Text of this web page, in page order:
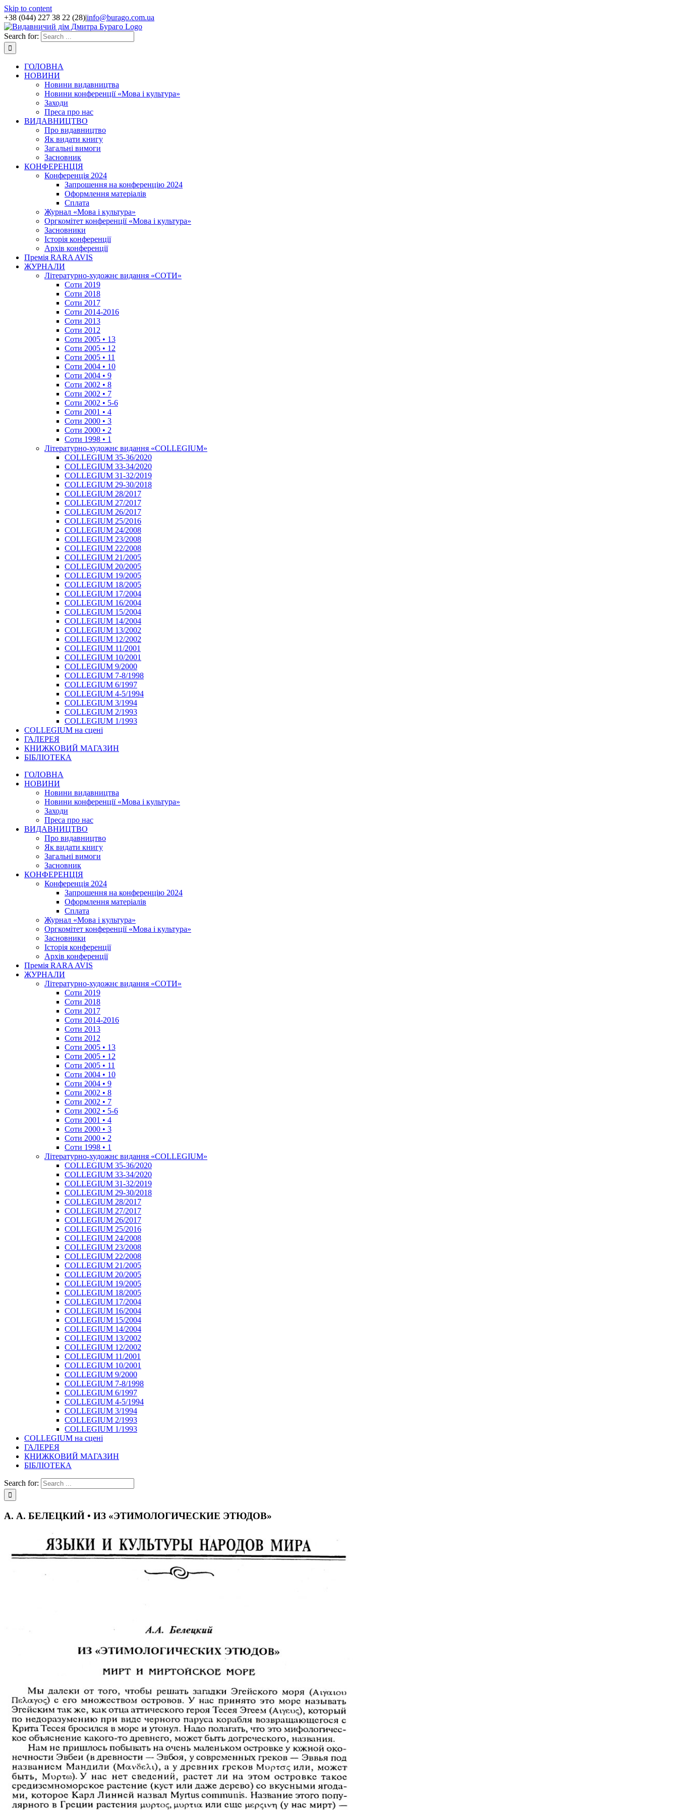
Skip to content
+38 (044) 227 38 22 (28)|info@burago.com.ua
Search for:
ГОЛОВНА
НОВИНИ
Новини видавництва
Новини конференції «Мова і культура»
Заходи
Преса про нас
ВИДАВНИЦТВО
Про видавництво
Як видати книгу
Загальні вимоги
Засновник
КОНФЕРЕНЦІЯ
Конференція 2024
Запрошення на конференцію 2024
Оформлення матеріалів
Сплата
Журнал «Мова і культура»
Оргкомітет конференції «Мова і культура»
Засновники
Історія конференції
Архів конференції
Премія RARA AVIS
ЖУРНАЛИ
Літературно-художнє видання «СОТИ»
Соти 2019
Соти 2018
Соти 2017
Соти 2014-2016
Соти 2013
Соти 2012
Соти 2005 • 13
Соти 2005 • 12
Соти 2005 • 11
Соти 2004 • 10
Соти 2004 • 9
Соти 2002 • 8
Соти 2002 • 7
Соти 2002 • 5-6
Соти 2001 • 4
Соти 2000 • 3
Соти 2000 • 2
Соти 1998 • 1
Літературно-художнє видання «COLLEGIUM»
COLLEGIUM 35-36/2020
COLLEGIUM 33-34/2020
COLLEGIUM 31-32/2019
COLLEGIUM 29-30/2018
COLLEGIUM 28/2017
COLLEGIUM 27/2017
COLLEGIUM 26/2017
COLLEGIUM 25/2016
COLLEGIUM 24/2008
COLLEGIUM 23/2008
COLLEGIUM 22/2008
COLLEGIUM 21/2005
COLLEGIUM 20/2005
COLLEGIUM 19/2005
COLLEGIUM 18/2005
COLLEGIUM 17/2004
COLLEGIUM 16/2004
COLLEGIUM 15/2004
COLLEGIUM 14/2004
COLLEGIUM 13/2002
COLLEGIUM 12/2002
COLLEGIUM 11/2001
COLLEGIUM 10/2001
COLLEGIUM 9/2000
COLLEGIUM 7-8/1998
COLLEGIUM 6/1997
COLLEGIUM 4-5/1994
COLLEGIUM 3/1994
COLLEGIUM 2/1993
COLLEGIUM 1/1993
COLLEGIUM на сцені
ГАЛЕРЕЯ
КНИЖКОВИЙ МАГАЗИН
БІБЛІОТЕКА
ГОЛОВНА
НОВИНИ
Новини видавництва
Новини конференції «Мова і культура»
Заходи
Преса про нас
ВИДАВНИЦТВО
Про видавництво
Як видати книгу
Загальні вимоги
Засновник
КОНФЕРЕНЦІЯ
Конференція 2024
Запрошення на конференцію 2024
Оформлення матеріалів
Сплата
Журнал «Мова і культура»
Оргкомітет конференції «Мова і культура»
Засновники
Історія конференції
Архів конференції
Премія RARA AVIS
ЖУРНАЛИ
Літературно-художнє видання «СОТИ»
Соти 2019
Соти 2018
Соти 2017
Соти 2014-2016
Соти 2013
Соти 2012
Соти 2005 • 13
Соти 2005 • 12
Соти 2005 • 11
Соти 2004 • 10
Соти 2004 • 9
Соти 2002 • 8
Соти 2002 • 7
Соти 2002 • 5-6
Соти 2001 • 4
Соти 2000 • 3
Соти 2000 • 2
Соти 1998 • 1
Літературно-художнє видання «COLLEGIUM»
COLLEGIUM 35-36/2020
COLLEGIUM 33-34/2020
COLLEGIUM 31-32/2019
COLLEGIUM 29-30/2018
COLLEGIUM 28/2017
COLLEGIUM 27/2017
COLLEGIUM 26/2017
COLLEGIUM 25/2016
COLLEGIUM 24/2008
COLLEGIUM 23/2008
COLLEGIUM 22/2008
COLLEGIUM 21/2005
COLLEGIUM 20/2005
COLLEGIUM 19/2005
COLLEGIUM 18/2005
COLLEGIUM 17/2004
COLLEGIUM 16/2004
COLLEGIUM 15/2004
COLLEGIUM 14/2004
COLLEGIUM 13/2002
COLLEGIUM 12/2002
COLLEGIUM 11/2001
COLLEGIUM 10/2001
COLLEGIUM 9/2000
COLLEGIUM 7-8/1998
COLLEGIUM 6/1997
COLLEGIUM 4-5/1994
COLLEGIUM 3/1994
COLLEGIUM 2/1993
COLLEGIUM 1/1993
COLLEGIUM на сцені
ГАЛЕРЕЯ
КНИЖКОВИЙ МАГАЗИН
БІБЛІОТЕКА
Search for:
А. А. БЕЛЕЦКИЙ • ИЗ «ЭТИМОЛОГИЧЕСКИЕ ЭТЮДОВ»